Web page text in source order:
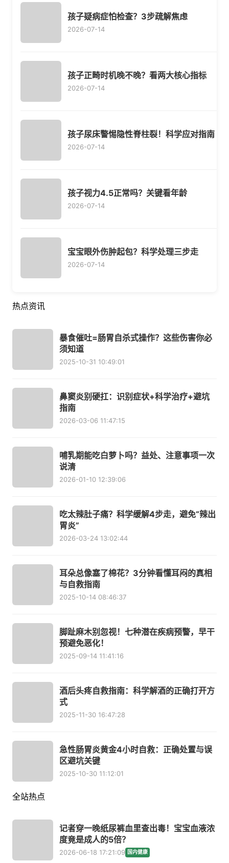
孩子疑病症怕检查？3步疏解焦虑
2026-07-14
孩子正畸时机晚不晚？看两大核心指标
2026-07-14
孩子尿床警惕隐性脊柱裂！科学应对指南
2026-07-14
孩子视力4.5正常吗？关键看年龄
2026-07-14
宝宝眼外伤肿起包？科学处理三步走
2026-07-14
热点资讯
暴食催吐=肠胃自杀式操作？这些伤害你必
须知道
2025-10-31 10:49:01
鼻窦炎别硬扛：识别症状+科学治疗+避坑
指南
2026-03-06 11:47:15
哺乳期能吃白萝卜吗？益处、注意事项一次
说清
2026-01-10 12:39:06
吃太辣肚子痛？科学缓解4步走，避免“辣出
胃炎”
2026-03-24 13:02:44
耳朵总像塞了棉花？3分钟看懂耳闷的真相
与自救指南
2025-10-14 08:46:37
脚趾麻木别忽视！七种潜在疾病预警，早干
预避免恶化！
2025-09-14 11:41:16
酒后头疼自救指南：科学解酒的正确打开方
式
2025-11-30 16:47:28
急性肠胃炎黄金4小时自救：正确处置与误
区避坑关键
2025-10-30 11:12:01
全站热点
记者穿一晚纸尿裤血里查出毒！宝宝血液浓
度竟是成人的5倍？
2026-06-18 17:21:09 国内健康